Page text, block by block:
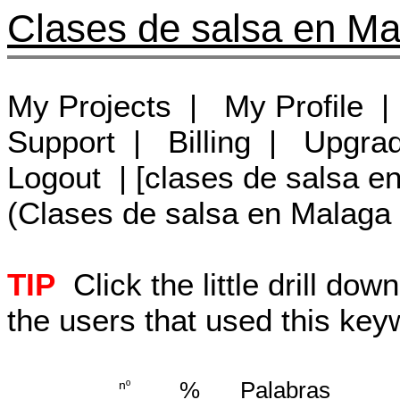
Clases de salsa en
My Projects | My
Support | Billing |
Logout | [clases de salsa
(Clases de salsa en
TIP Click the little drill
the users that used this
nº % Palabras